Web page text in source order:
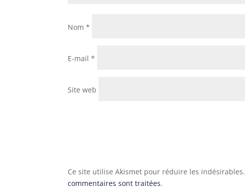
Nom*
E-mail*
Site web
Ce site utilise Akismet pour réduire les indésirables.
commentaires sont traitées.